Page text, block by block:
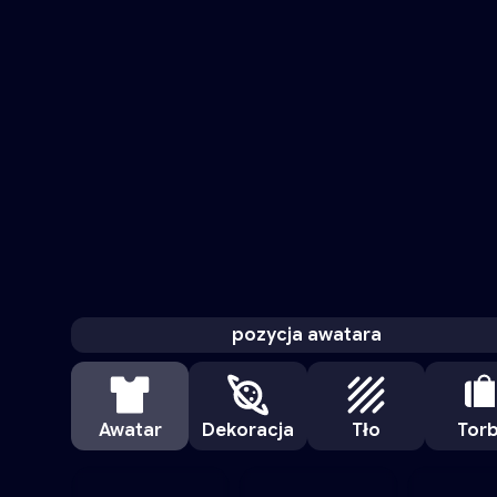
pozycja awatara
Awatar Dekoracja Tło